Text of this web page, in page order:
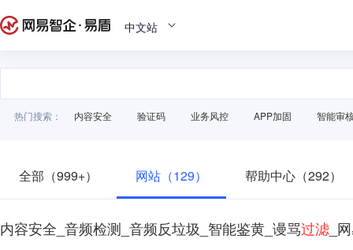
中文站
热门搜索： 内容安全 验证码 业务风控 APP加固 智能审
全部（999+） 网站（129） 帮助中心（292）
内容安全_音频检测_音频反垃圾_智能鉴黄_谩骂过滤 _